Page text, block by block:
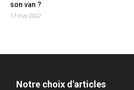
son van ?
17 mai 2022
Notre choix d'articles